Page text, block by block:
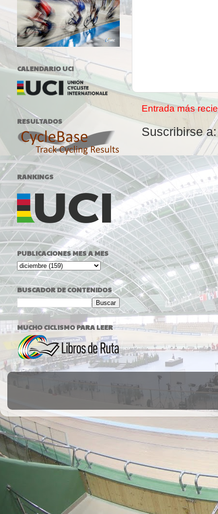
Entrada más
Suscribirse
CALENDARIO UCI
RESULTADOS
RANKINGS
PUBLICACIONES MES A MES
BUSCADOR DE CONTENIDOS
MUCHO CICLISMO PARA LEER